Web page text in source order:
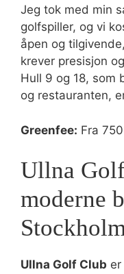
Jeg tok med min
golfspiller, og vi
åpen og
krever presisjon
Hull 9 og 18, som
og restauranten,
Greenfee: Fra
Ullna
moderne
Ullna Golf Club